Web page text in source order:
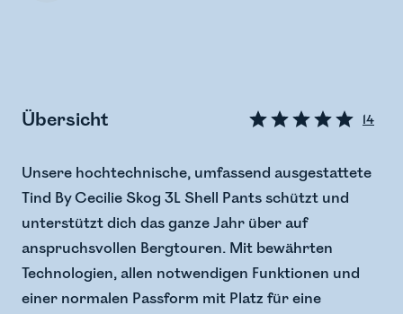
Übersicht 14
Unsere hochtechnische, umfassend ausgestattete
Tind By Cecilie Skog 3L Shell Pants schützt und
unterstützt dich das ganze Jahr über auf
anspruchsvollen Bergtouren. Mit bewährten
Technologien, allen notwendigen Funktionen und
einer normalen Passform mit Platz für eine